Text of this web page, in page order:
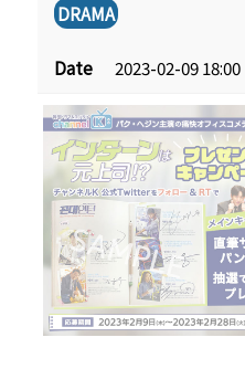
DRAMA
Date 2023-02-09 18:00